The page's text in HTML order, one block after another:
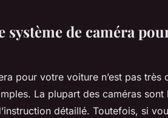
de caméra
pour votre voiture n’est pas
La plupart des caméras
détaillé. Toutefois, si